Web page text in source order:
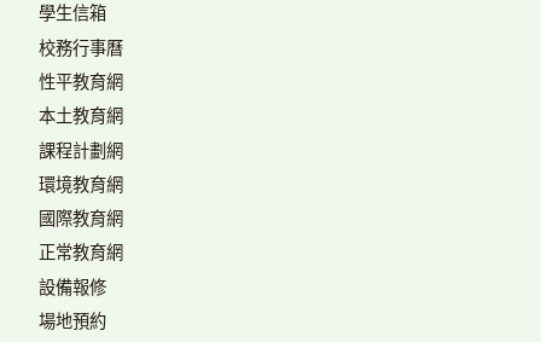
學生信箱
校務行事曆
性平教育網
本土教育網
課程計劃網
環境教育網
國際教育網
正常教育網
設備報修
場地預約